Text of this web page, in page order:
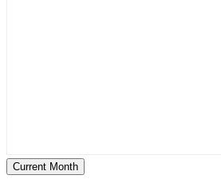
Current Month